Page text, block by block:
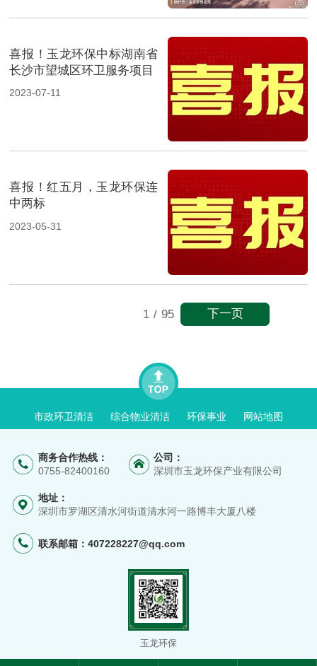
喜报！玉龙环保中标湖南省
长沙市望城区环卫服务项目
2023-07-11
喜报！红五月，玉龙环保连
中两标
2023-05-31
1 / 95 下一页
市政环卫清洁 综合物业清洁 环保事业 网站地图
商务合作热线：
0755-82400160
公司：
深圳市玉龙环保产业有限公司
地址：
深圳市罗湖区清水河街道清水河一路博丰大厦八楼
联系邮箱： 407228227@qq.com
玉龙环保